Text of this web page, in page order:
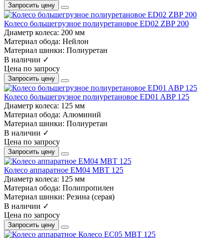
Запросить цену
Колесо большегрузное полиуретановое ED02 ZBP 200
Диаметр колеса: 200 мм
Материал обода: Нейлон
Материал шинки: Полиуретан
В наличии ✓
Цена по запросу
Запросить цену
Колесо большегрузное полиуретановое ED01 ABP 125
Диаметр колеса: 125 мм
Материал обода: Алюминий
Материал шинки: Полиуретан
В наличии ✓
Цена по запросу
Запросить цену
Колесо аппаратное EM04 MBT 125
Диаметр колеса: 125 мм
Материал обода: Полипропилен
Материал шинки: Резина (серая)
В наличии ✓
Цена по запросу
Запросить цену